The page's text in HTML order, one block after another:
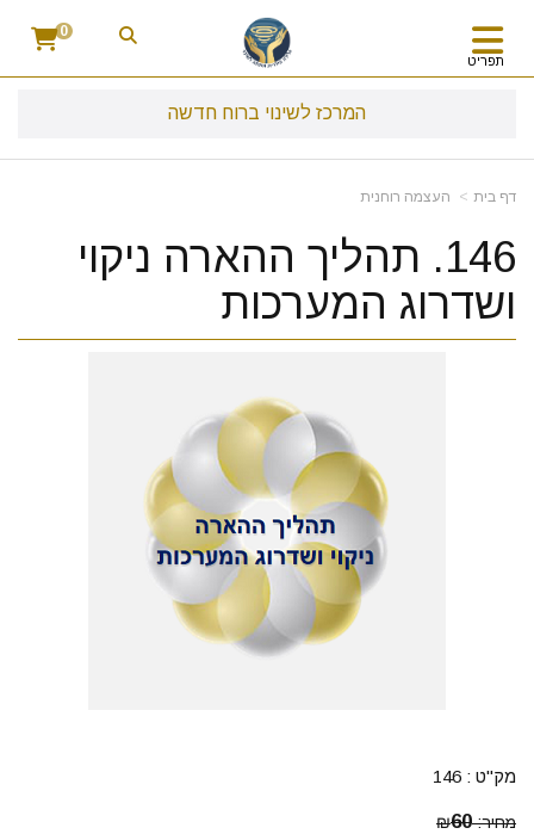
תפריט
0
המרכז לשינוי ברוח חדשה
דף בית העצמה רוחנית
146. תהליך ההארה ניקוי
ושדרוג המערכות
מק"ט : 146
מחיר: ₪60